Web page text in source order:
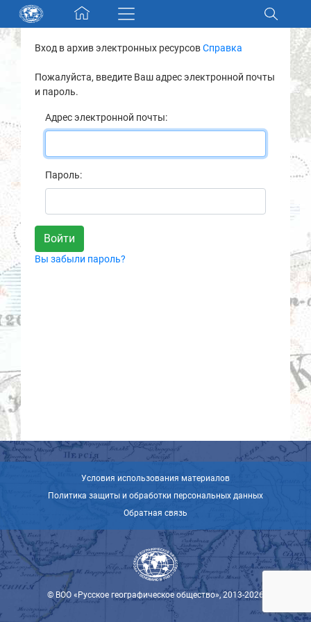
Skip navigation
Разделы и коллекции
Электронный каталог
Новости
О нас
Контакты
Партнеры
Вход в архив электронных ресурсовСправка
Пожалуйста, введите Ваш адрес электронной почты
и пароль.
Адрес электронной почты:
Пароль:
Вы забыли пароль?
Условия использования материалов
Политика защиты и обработки персональных данных
Обратная связь
© ВОО «Русское географическое общество», 2013-2026